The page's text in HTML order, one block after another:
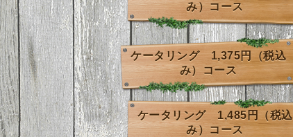
み）コース
ケータリング 1,375円（税込
み）コース
ケータリング 1,485円（税込
み）コース